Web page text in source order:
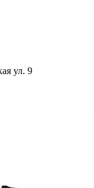
ул. 9